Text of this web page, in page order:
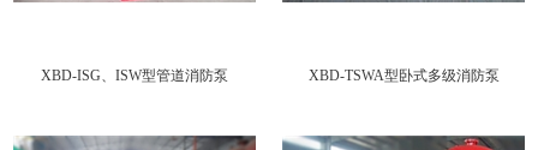
XBD-ISG、ISW型管道消防泵 XBD-TSWA型卧式多级消防泵